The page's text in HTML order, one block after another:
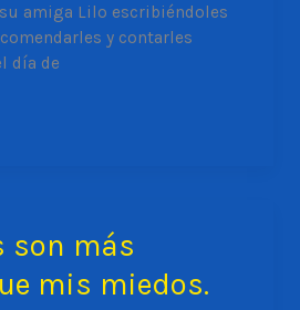
amiga Lilo escribiéndoles
y contarles
día de
son más
mis miedos.